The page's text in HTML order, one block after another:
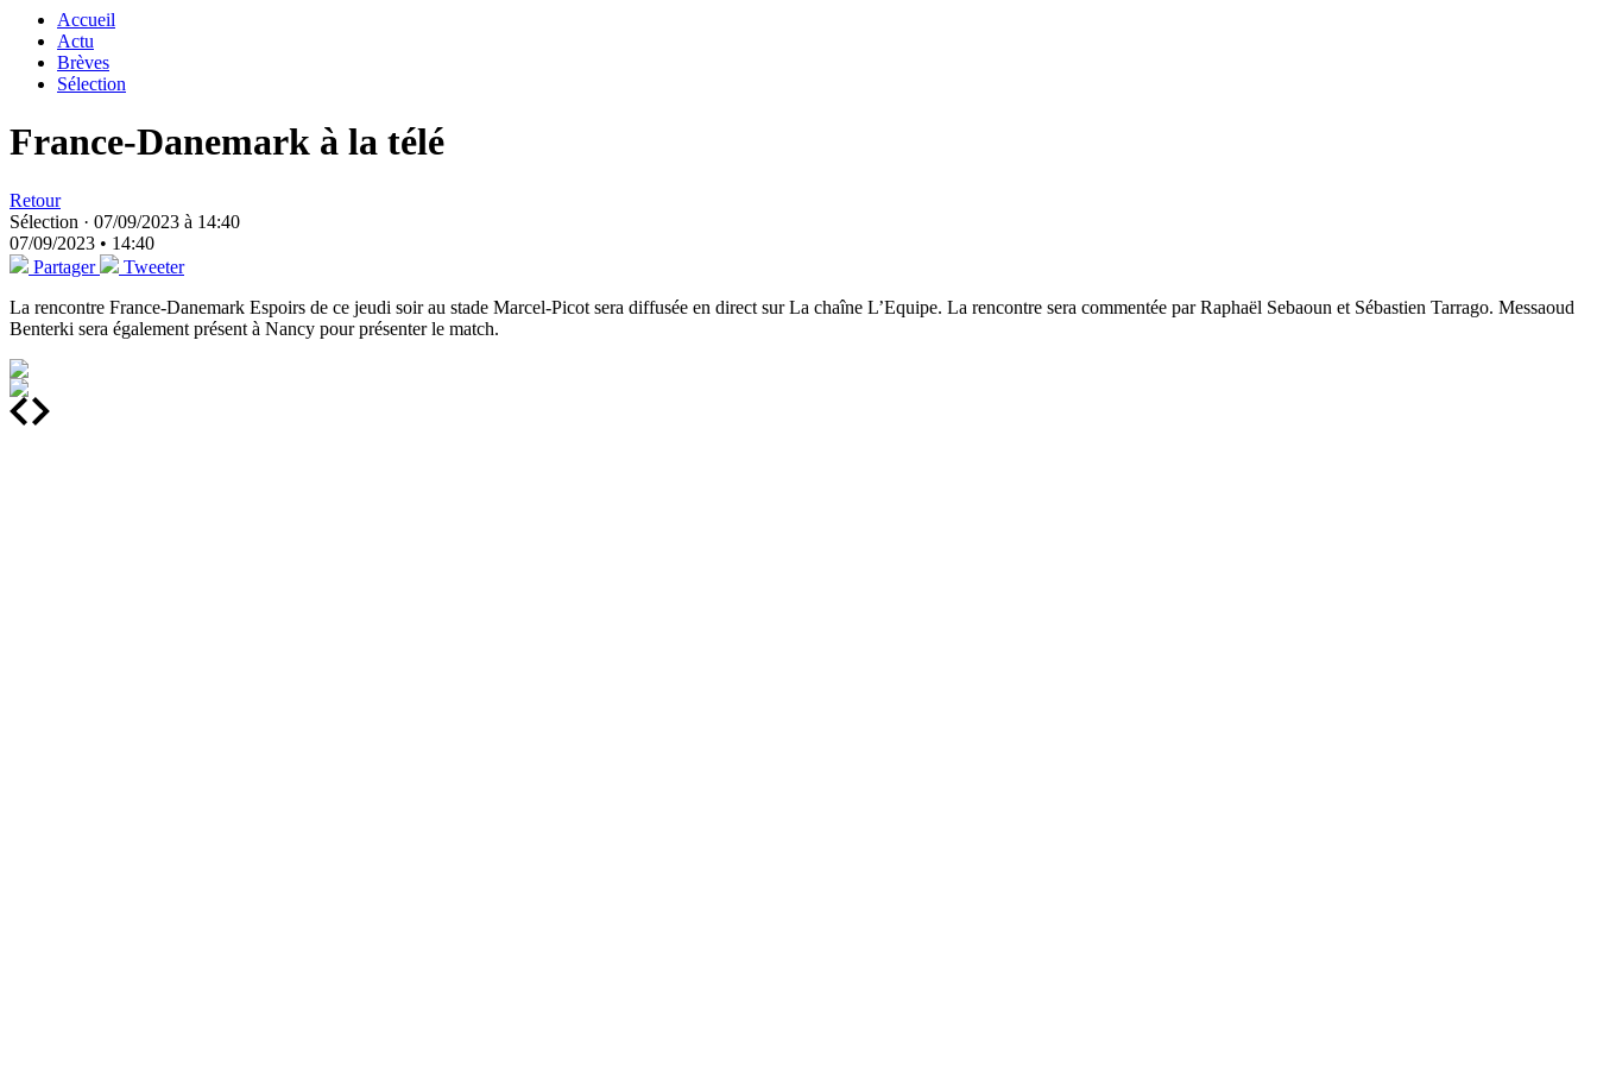
Accueil
Actu
Brèves
Sélection
France-Danemark à la télé
Retour
Sélection · 07/09/2023 à 14:40
07/09/2023 • 14:40
Partager
Tweeter
La rencontre France-Danemark Espoirs de ce jeudi soir au stade Marcel-Picot sera diffusée en direct sur La chaîne L’Equipe. La rencontre sera commentée par Raphaël Sebaoun et Sébastien Tarrago. Messaoud
Benterki sera également présent à Nancy pour présenter le match.